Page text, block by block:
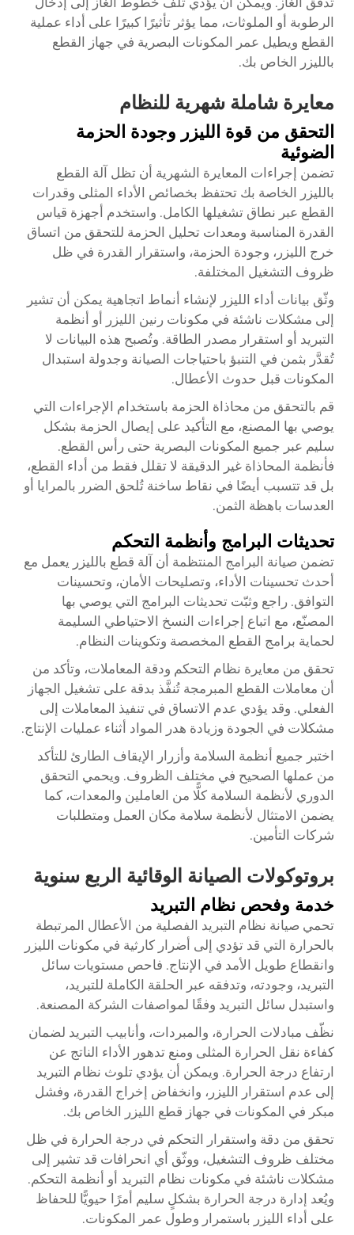
الرطوبة أو الملوثات، مما يؤثر تأثيرًا كبيرًا على أداء عملية
القطع ويطيل عمر المكونات البصرية في جهاز القطع
بالليزر الخاص بك.
معايرة شاملة شهرية للنظام
التحقق من قوة الليزر وجودة الحزمة
الضوئية
تضمن إجراءات المعايرة الشهرية أن تظل آلة القطع
بالليزر الخاصة بك تحتفظ بخصائص الأداء المثلى وقدرات
القطع عبر نطاق تشغيلها الكامل. واستخدم أجهزة قياس
القدرة المناسبة ومعدات تحليل الحزمة للتحقق من اتساق
خرج الليزر، وجودة الحزمة، واستقرار القدرة في ظل
ظروف التشغيل المختلفة.
وثّق بيانات أداء الليزر لإنشاء أنماط اتجاهية يمكن أن تشير
إلى مشكلات ناشئة في مكونات رنين الليزر أو أنظمة
التبريد أو استقرار مصدر الطاقة. وتُصبح هذه البيانات لا
تُقدَّر بثمن في التنبؤ باحتياجات الصيانة وجدولة استبدال
المكونات قبل حدوث الأعطال.
قم بالتحقق من محاذاة الحزمة باستخدام الإجراءات التي
يوصي بها المصنع، مع التأكيد على إيصال الحزمة بشكل
سليم عبر جميع المكونات البصرية حتى رأس القطع.
فأنظمة المحاذاة غير الدقيقة لا تقلل فقط من أداء القطع،
بل قد تتسبب أيضًا في نقاط ساخنة تُلحق الضرر بالمرايا أو
العدسات باهظة الثمن.
تحديثات البرامج وأنظمة التحكم
تضمن صيانة البرامج المنتظمة أن آلة قطع بالليزر يعمل مع
أحدث تحسينات الأداء، وتصليحات الأمان، وتحسينات
التوافق. راجع وثبّت تحديثات البرامج التي يوصي بها
المصنّع، مع اتباع إجراءات النسخ الاحتياطي السليمة
لحماية برامج القطع المخصصة وتكوينات النظام.
تحقق من معايرة نظام التحكم ودقة المعاملات، وتأكد من
أن معاملات القطع المبرمجة تُنفَّذ بدقة على تشغيل الجهاز
الفعلي. وقد يؤدي عدم الاتساق في تنفيذ المعاملات إلى
مشكلات في الجودة وزيادة هدر المواد أثناء عمليات الإنتاج.
اختبر جميع أنظمة السلامة وأزرار الإيقاف الطارئ للتأكد
من عملها الصحيح في مختلف الظروف. ويحمي التحقق
الدوري لأنظمة السلامة كلًّا من العاملين والمعدات، كما
يضمن الامتثال لأنظمة سلامة مكان العمل ومتطلبات
شركات التأمين.
بروتوكولات الصيانة الوقائية الربع سنوية
خدمة وفحص نظام التبريد
تحمي صيانة نظام التبريد الفصلية من الأعطال المرتبطة
بالحرارة التي قد تؤدي إلى أضرار كارثية في مكونات الليزر
وانقطاع طويل الأمد في الإنتاج. فاحص مستويات سائل
التبريد، وجودته، وتدفقه عبر الحلقة الكاملة للتبريد،
واستبدل سائل التبريد وفقًا لمواصفات الشركة المصنعة.
نظّف مبادلات الحرارة، والمبردات، وأنابيب التبريد لضمان
كفاءة نقل الحرارة المثلى ومنع تدهور الأداء الناتج عن
ارتفاع درجة الحرارة. ويمكن أن يؤدي تلوث نظام التبريد
إلى عدم استقرار الليزر، وانخفاض إخراج القدرة، وفشل
مبكر في المكونات في جهاز قطع الليزر الخاص بك.
تحقق من دقة واستقرار التحكم في درجة الحرارة في ظل
مختلف ظروف التشغيل، ووثّق أي انحرافات قد تشير إلى
مشكلات ناشئة في مكونات نظام التبريد أو أنظمة التحكم.
ويُعد إدارة درجة الحرارة بشكلٍ سليم أمرًا حيويًّا للحفاظ
على أداء الليزر باستمرار وطول عمر المكونات.